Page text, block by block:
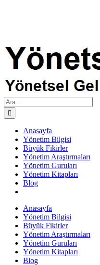
Ara:
Anasayfa
Yönetim Bilgisi
Büyük Fikirler
Yönetim Araştırmaları
Yönetim Guruları
Yönetim Kitapları
Blog
Anasayfa
Yönetim Bilgisi
Büyük Fikirler
Yönetim Araştırmaları
Yönetim Guruları
Yönetim Kitapları
Blog